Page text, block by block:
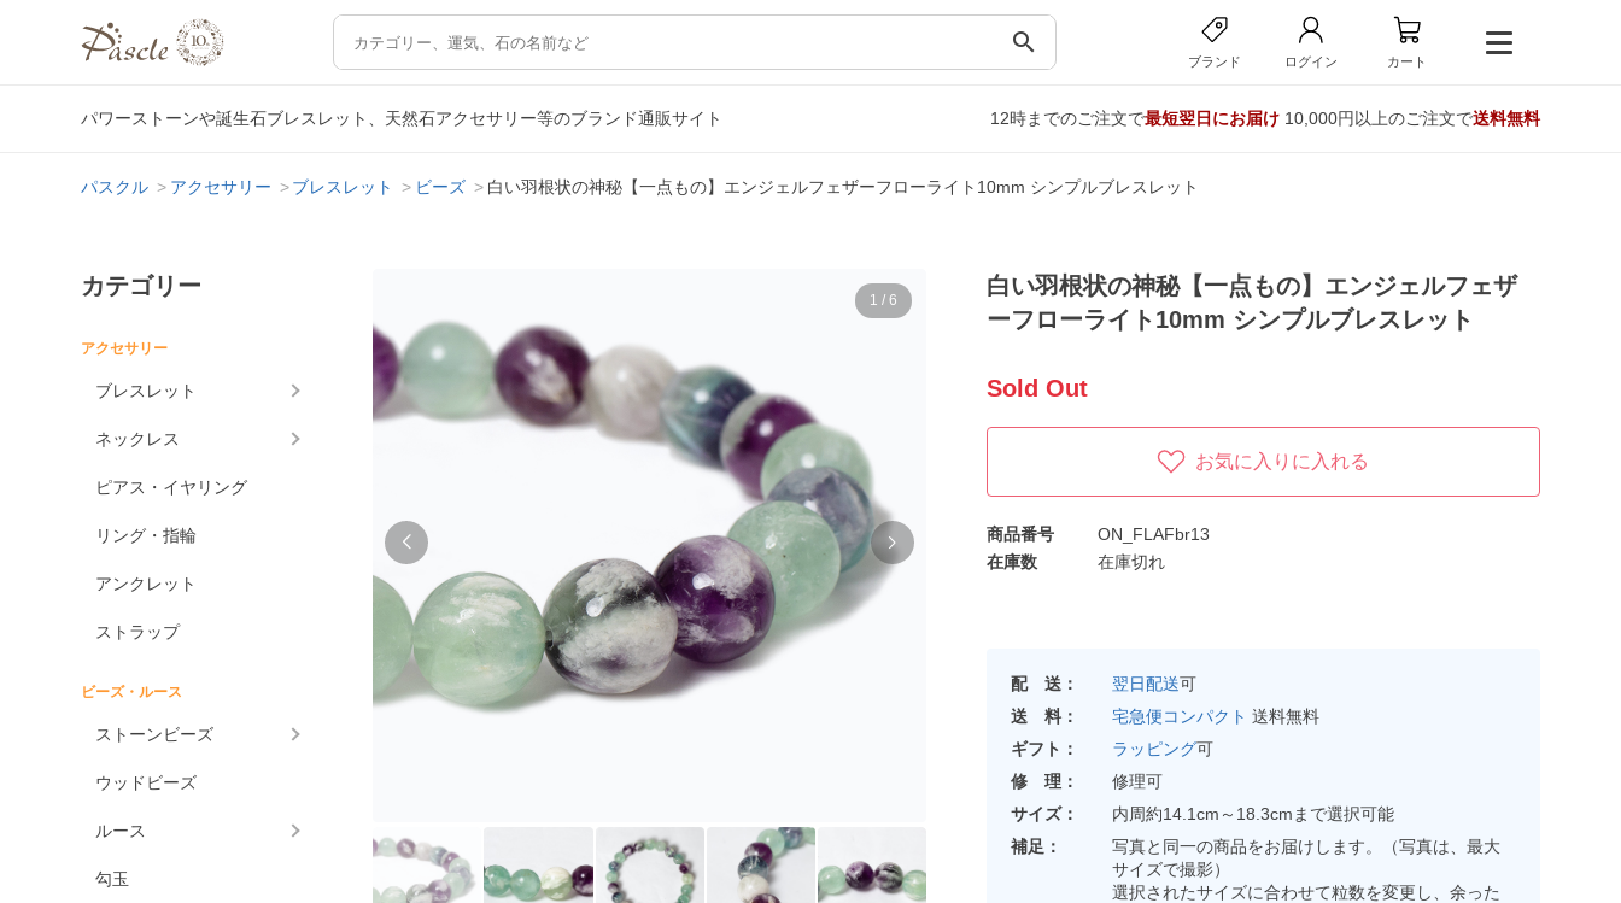
search
ブランド ログイン カート
パワーストーンや誕生石ブレスレット、天然石アクセサリー等のブランド通販サイト 12時までのご注文で最短翌日にお届け10,000円以上のご注文で送料無料
パスクル アクセサリー ブレスレット ビーズ 白い羽根状の神秘【一点もの】エンジェルフェザーフローライト10mm シンプルブレスレット
カテゴリー
アクセサリー
ブレスレット
ネックレス
ピアス・イヤリング
リング・指輪
アンクレット
ストラップ
ビーズ・ルース
ストーンビーズ
ウッドビーズ
ルース
勾玉
1 / 6
白い羽根状の神秘【一点もの】エンジェルフェザ
ーフローライト10mm シンプルブレスレット
Sold Out
お気に入りに入れる
商品番号
ON_FLAFbr13
在庫数
在庫切れ
配 送： 翌日配送可
送 料：
宅急便コンパクト 送料無料
ギフト：
ラッピング可
修 理：
修理可
サイズ：
内周約14.1cm～18.3cmまで選択可能
補足：
写真と同一の商品をお届けします。（写真は、最大
サイズで撮影）
選択されたサイズに合わせて粒数を変更し、余った